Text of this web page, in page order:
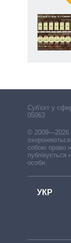
Cуб'єкт у
05063
© 2009—2026
собою право
публікується
особи.
УКР